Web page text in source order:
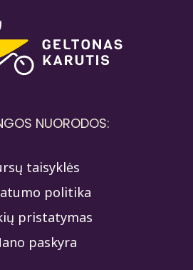
NUORODOS:
taisyklės
politika
pristatymas
paskyra